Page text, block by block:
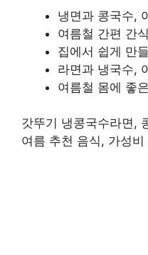
냉면과 콩국수,
여름철 간편 간
집에서 쉽게 만
라면과 냉국수,
여름철 몸에 좋
갓뚜기 냉콩국수라면,
여름 추천 음식, 가성